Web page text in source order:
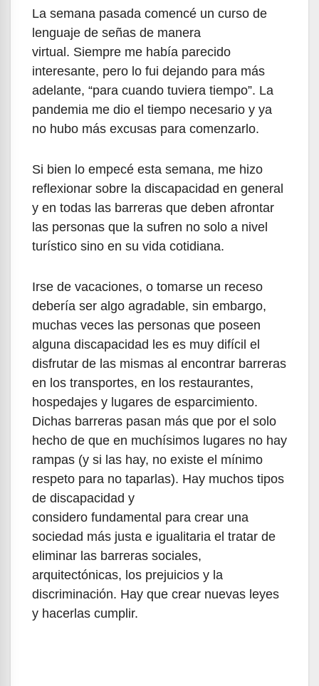
La semana pasada comencé un curso de
lenguaje de señas de manera
virtual. Siempre me había parecido
interesante, pero lo fui dejando para más
adelante, “para cuando tuviera tiempo”. La
pandemia me dio el tiempo necesario y ya
no hubo más excusas para comenzarlo.
Si bien lo empecé esta semana, me hizo
reflexionar sobre la discapacidad en general
y en todas las barreras que deben afrontar
las personas que la sufren no solo a nivel
turístico sino en su vida cotidiana.
Irse de vacaciones, o tomarse un receso
debería ser algo agradable, sin embargo,
muchas veces las personas que poseen
alguna discapacidad les es muy difícil el
disfrutar de las mismas al encontrar barreras
en los transportes, en los restaurantes,
hospedajes y lugares de esparcimiento.
Dichas barreras pasan más que por el solo
hecho de que en muchísimos lugares no hay
rampas (y si las hay, no existe el mínimo
respeto para no taparlas). Hay muchos tipos
de discapacidad y
considero fundamental para crear una
sociedad más justa e igualitaria el tratar de
eliminar las barreras sociales,
arquitectónicas, los prejuicios y la
discriminación. Hay que crear nuevas leyes
y hacerlas cumplir.